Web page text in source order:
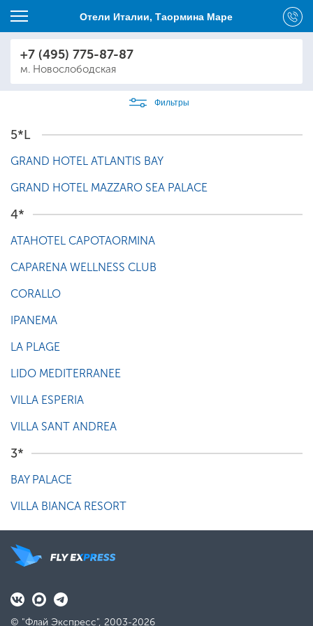
Отели Италии, Таормина Маре
+7 (495) 775-87-87
м. Новослободская
Фильтры
5*L
GRAND HOTEL ATLANTIS BAY
GRAND HOTEL MAZZARO SEA PALACE
4*
ATAHOTEL CAPOTAORMINA
CAPARENA WELLNESS CLUB
CORALLO
IPANEMA
LA PLAGE
LIDO MEDITERRANEE
VILLA ESPERIA
VILLA SANT ANDREA
3*
BAY PALACE
VILLA BIANCA RESORT
© "Флай Экспресс", 2003-2026